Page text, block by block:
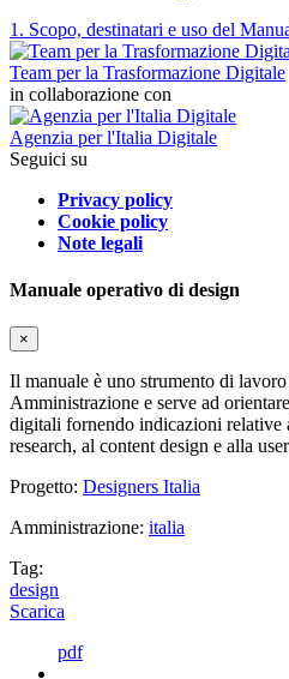
1. Scopo, destinatari e uso del
Team per la Trasformazione Digitale
in collaborazione con
Agenzia per l'Italia Digitale
Seguici su
Privacy policy
Cookie policy
Note legali
Manuale operativo di design
×
Il manuale è uno strumento di
Amministrazione e serve ad
digitali fornendo indicazioni relative
research, al content design e alla
Progetto: Designers Italia
Amministrazione: italia
Tag:
design
Scarica
pdf